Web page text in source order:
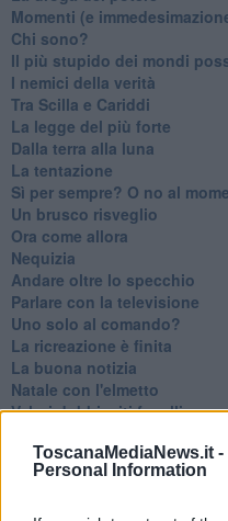
ToscanaMediaNews.it -
Personal Information
Momenti (e
Chi sono?
Il più stupido dei mondi
I nemici della verità
Tra Scilla e Cariddi
La legge del più forte
Dalla terra alla luna
La tentazione
​Sì per sempre? O no al
Un brusco risveglio
Ora come allora
Nequizia
Andare oltre lo specchio
Parlare con la televisione
Uno solo al comando?
La ricreazione è finita
La buona notizia
Natale con l'elmetto
Valori dubbi miti fasulli
La tivvù pallonara
Halloween